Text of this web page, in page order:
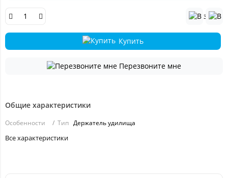
Купить
Перезвоните мне
Общие характеристики
Особенности Тип Держатель удилища
Все характеристики